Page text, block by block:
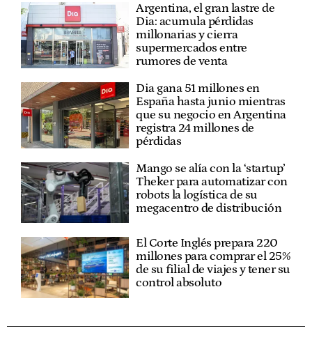
Argentina, el gran lastre de
Dia: acumula pérdidas
millonarias y cierra
supermercados entre
rumores de venta
Dia gana 51 millones en
España hasta junio mientras
que su negocio en Argentina
registra 24 millones de
pérdidas
Mango se alía con la ‘startup’
Theker para automatizar con
robots la logística de su
megacentro de distribución
El Corte Inglés prepara 220
millones para comprar el 25%
de su filial de viajes y tener su
control absoluto